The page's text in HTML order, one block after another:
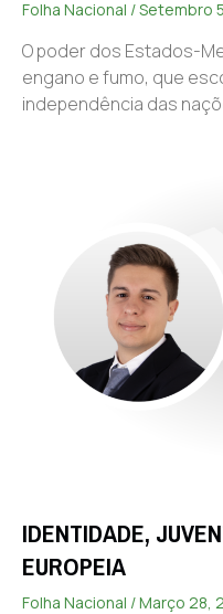
Folha Nacional Setembro
O poder dos Estados-
engano e fumo, que
independência das
IDENTIDADE,
EUROPEIA
Folha Nacional Março 28,